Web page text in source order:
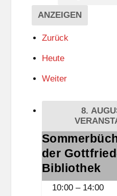
Zurück
Heute
Weiter
8.
in
der
Gottfried-
der
Bibliothek
10:00 – 14:00